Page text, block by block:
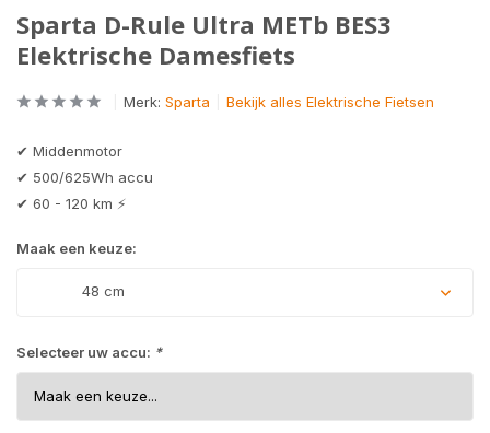
Sparta D-Rule Ultra METb BES3
Elektrische Damesfiets
Merk: Sparta Bekijk alles Elektrische Fietsen
✔ Middenmotor
✔ 500/625Wh accu
✔ 60 - 120 km ⚡
Maak een keuze:
48 cm
Selecteer uw accu: *